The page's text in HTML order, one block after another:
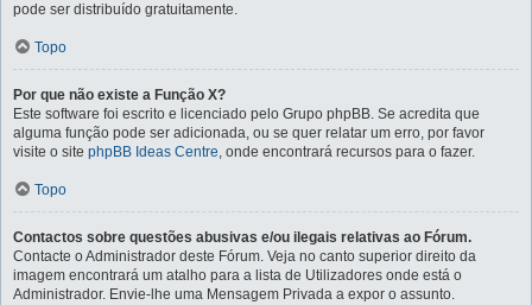
pode ser distribuído gratuitamente.
Topo
Por que não existe a Função X?
Este software foi escrito e licenciado pelo Grupo phpBB. Se acredita que
alguma função pode ser adicionada, ou se quer relatar um erro, por favor
visite o site phpBB Ideas Centre, onde encontrará recursos para o fazer.
Topo
Contactos sobre questões abusivas e/ou ilegais relativas ao Fórum.
Contacte o Administrador deste Fórum. Veja no canto superior direito da
imagem encontrará um atalho para a lista de Utilizadores onde está o
Administrador. Envie-lhe uma Mensagem Privada a expor o assunto.